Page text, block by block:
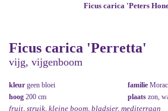
Ficus carica 'Peters
Ficus carica 'Perretta'
vijg, vijgenboom
kleur geen bloei familie
hoog 200 cm plaats zon,
fruit, struik, kleine boom, bladsier, mediterraan